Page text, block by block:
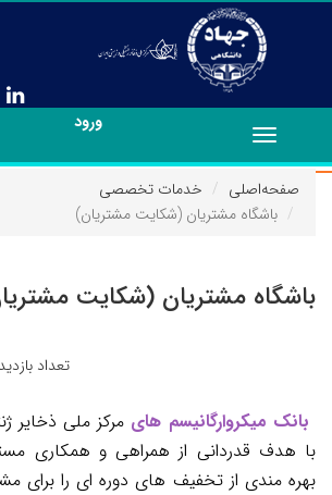
ورود
Toggle
navigation
صفحه‌اصلی
خدمات تخصصی
باشگاه مشتریان (شکایت مشتریان)
باشگاه مشتریان (شکایت
تعداد
بانک میکروارگانیسم های مرکز ملی ذخایر
با هدف قدردانی از همراهی و همکاری
بهره مندی از تخفیف های دوره ای را برای